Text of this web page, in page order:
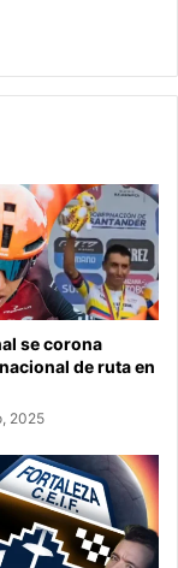
se corona
de ruta en
2025